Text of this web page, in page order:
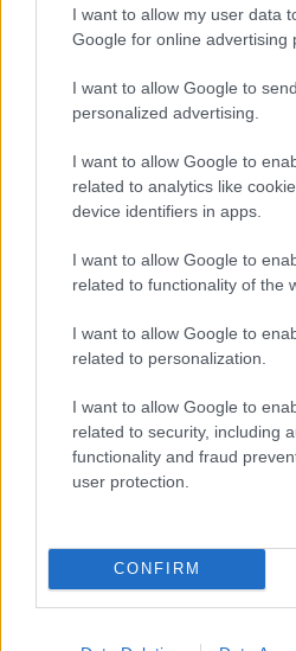
I want to allow my user data
Google for online advertising
I want to allow Google to
personalized advertising.
I want to allow Google to
related to analytics like
device identifiers in apps.
I want to allow Google to
related to functionality of the
I want to allow Google to
related to personalization.
I want to allow Google to
related to security, including
functionality and fraud
user protection.
CONFIRM
Otthoni mozizásra vágysz, de
Nincs kedved több mint egy
Semmit sem szeretnél jobban,
elhagynod a lakást? Miért is
A színész már visszautasította